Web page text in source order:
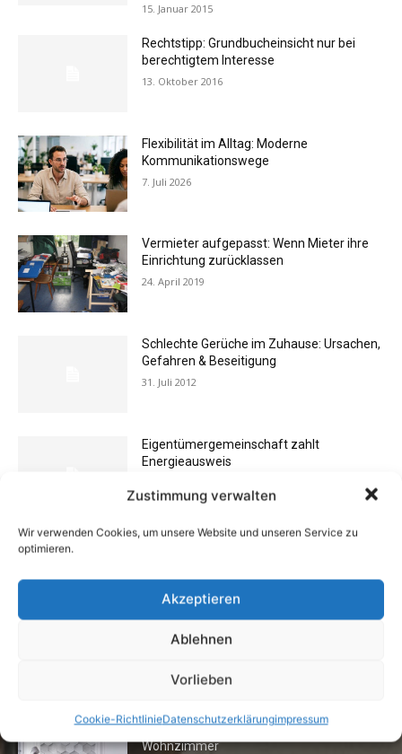
Zustimmung verwalten
Wir verwenden Cookies, um unsere Website und unseren Service zu
optimieren.
Akzeptieren
Ablehnen
Vorlieben
Cookie-RichtlinieDatenschutzerklärungimpressum
15. Januar 2015
Rechtstipp: Grundbucheinsicht nur bei
berechtigtem Interesse
13. Oktober 2016
Flexibilität im Alltag: Moderne
Kommunikationswege
7. Juli 2026
Vermieter aufgepasst: Wenn Mieter ihre
Einrichtung zurücklassen
24. April 2019
Schlechte Gerüche im Zuhause: Ursachen,
Gefahren & Beseitigung
31. Juli 2012
Eigentümergemeinschaft zahlt
Energieausweis
Fototapeten: Neuer Look fürs
Wohnzimmer